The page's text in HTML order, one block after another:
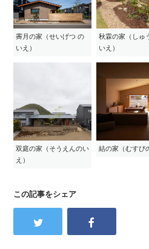
霽月の家（せいげつ の
いえ）
秋霖の家（しゅ
いえ）
双庭の家（そうえんのい
え）
結の家（むすび
この記事をシェア